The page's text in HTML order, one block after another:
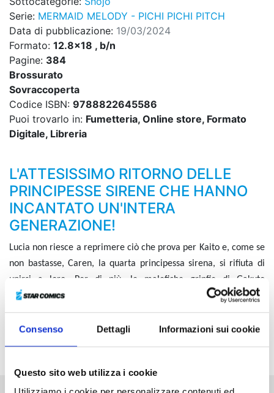
Consenso Dettagli Informazioni sui cookie
Questo sito web utilizza i cookie
Serie: MERMAID MELODY - PICHI PICHI PITCH
Data di pubblicazione: 19/03/2024
Formato: 12.8x18 , b/n
Pagine: 384
Brossurato
Sovraccoperta
Codice ISBN: 9788822645586
Puoi trovarlo in: Fumetteria, Online store, Formato
Digitale, Libreria
L'ATTESISSIMO RITORNO DELLE
PRINCIPESSE SIRENE CHE HANNO
INCANTATO UN'INTERA
GENERAZIONE!
Lucia non riesce a reprimere ciò che prova per Kaito e, come se
non bastasse, Caren, la quarta principessa sirena, si rifiuta di
unirsi a loro. Per di più, le malefiche grinfie di Gakuto
incombono sulle ragazze, combattute tra la missione da portare
a termine e le persone amate! Saranno in grado di
riconquistare tutti i cuori infranti e allo stesso tempo di